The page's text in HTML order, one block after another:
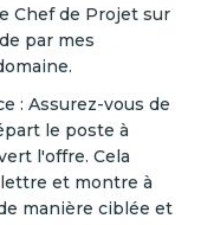
Chef de Projet sur
par mes
: Assurez-vous de
le poste à
l'offre. Cela
et montre à
manière ciblée et